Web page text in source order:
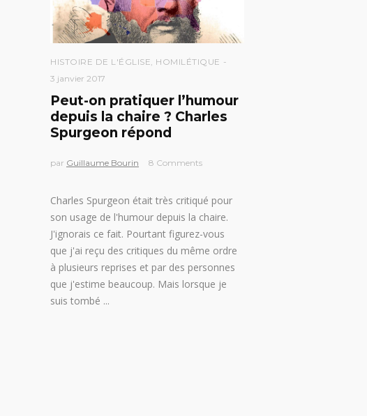
HISTOIRE DE L'ÉGLISE, HOMILÉTIQUE
3 janvier 2017
Peut-on pratiquer l’humour
depuis la chaire ? Charles
Spurgeon répond
par Guillaume Bourin 8 Comments
Charles Spurgeon était très critiqué pour
son usage de l'humour depuis la chaire.
J'ignorais ce fait. Pourtant figurez-vous
que j'ai reçu des critiques du même ordre
à plusieurs reprises et par des personnes
que j'estime beaucoup. Mais lorsque je
suis tombé